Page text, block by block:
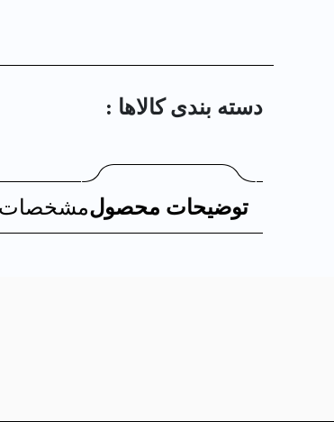
دسته بندی کالا‌ها :
توضیحات محصولمشخصات